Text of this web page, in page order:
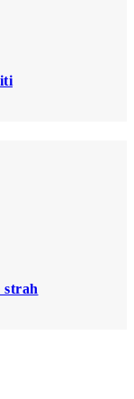
strah